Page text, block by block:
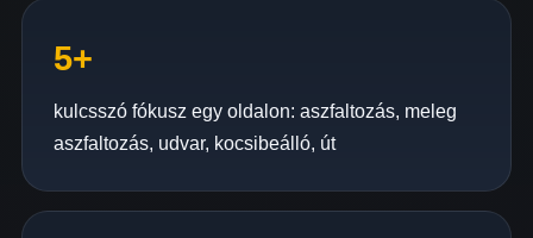
5+
kulcsszó fókusz egy oldalon: aszfaltozás, meleg
aszfaltozás, udvar, kocsibeálló, út